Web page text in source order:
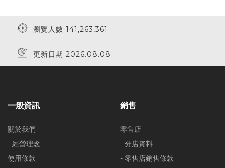
瀏覽人數 141,263,361
更新日期 2026.08.08
一般資訊
關於我們
- 經營理念
使用條款
銷售
零售店
- 分店資料
- 零售店銷售條款